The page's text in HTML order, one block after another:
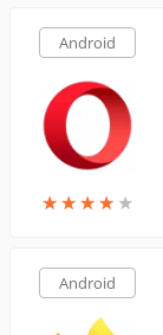
Android
★★★★ ★
★★★★ ★
Android